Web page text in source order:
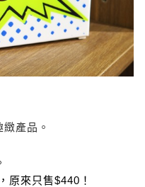
產品。
原來只售$440！